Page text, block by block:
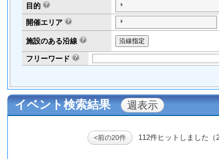
目的
開催エリア
施設のある沿線
フリーワード
イベント検索結果
<前の20件 112件ヒットしました